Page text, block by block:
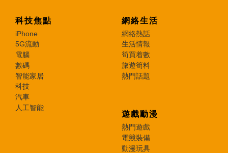
科技焦點
iPhone
5G流動
電腦
數碼
智能家居
科技
汽車
人工智能
網絡生活
網絡熱話
生活情報
筍買着數
旅遊筍料
熱門話題
遊戲動漫
熱門遊戲
電競裝備
動漫玩具